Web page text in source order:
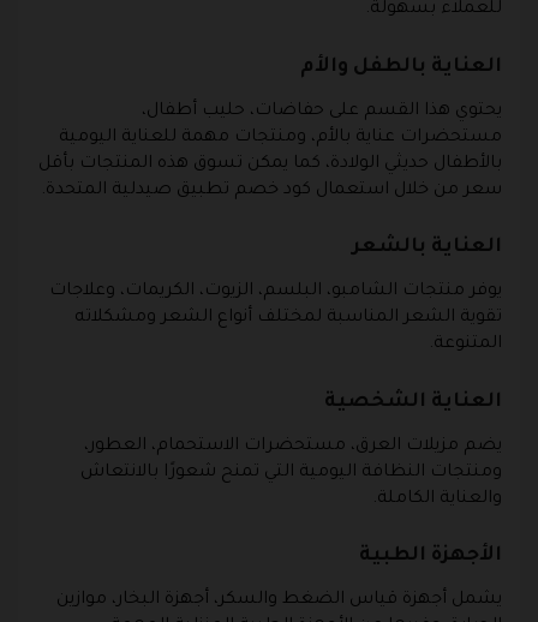
للعملاء بسهولة.
العناية بالطفل والأم
يحتوي هذا القسم على حفاضات، حليب أطفال،
مستحضرات عناية بالأم، ومنتجات مهمة للعناية اليومية
بالأطفال حديثي الولادة، كما يمكن تسوق هذه المنتجات بأقل
سعر من خلال استعمال كود خصم تطبيق صيدلية المتحدة.
العناية بالشعر
يوفر منتجات الشامبو، البلسم، الزيوت، الكريمات، وعلاجات
تقوية الشعر المناسبة لمختلف أنواع الشعر ومشكلاته
المتنوعة.
العناية الشخصية
يضم مزيلات العرق، مستحضرات الاستحمام، العطور،
ومنتجات النظافة اليومية التي تمنح شعورًا بالانتعاش
والعناية الكاملة.
الأجهزة الطبية
يشمل أجهزة قياس الضغط والسكر، أجهزة البخار، موازين